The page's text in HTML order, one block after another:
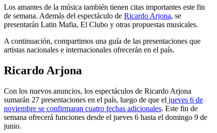
Los amantes de la música también tienen citas importantes este fin
de semana. Además del espectáculo de Ricardo Arjona, se
presentarán Latin Mafia, El Clubo y otras propuestas musicales.
A continuación, compartimos una guía de las presentaciones que
artistas nacionales e internacionales ofrecerán en el país.
Ricardo Arjona
Con los nuevos anuncios, los espectáculos de Ricardo Arjona
sumarán 27 presentaciones en el país, luego de que el jueves 6 de
noviembre se confirmaran cuatro fechas adicionales. Este fin de
semana ofrecerá funciones desde el jueves 6 hasta el domingo 9 de
junio.